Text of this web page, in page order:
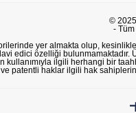
© 2025
- Tüm
yer almakta olup,
edici özelliği
ilgili herhangi bir
patentli haklar ilgili hak